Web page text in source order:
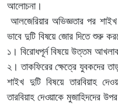
আলোচনা।
আলজেরিয়ার অভিজ্ঞতার পর
ভাবে দুটি বিষয়ে জোর দিতে শুরু
১। বিরোধপূর্ন বিষয়ে উত্তম
২। তাকফিরের ক্ষেত্রে যুবকদের
শাইখ দুটি বিষয়ে তারবিয়াহ
তারবিয়াহ দেওয়াকে মুজাহিদদের